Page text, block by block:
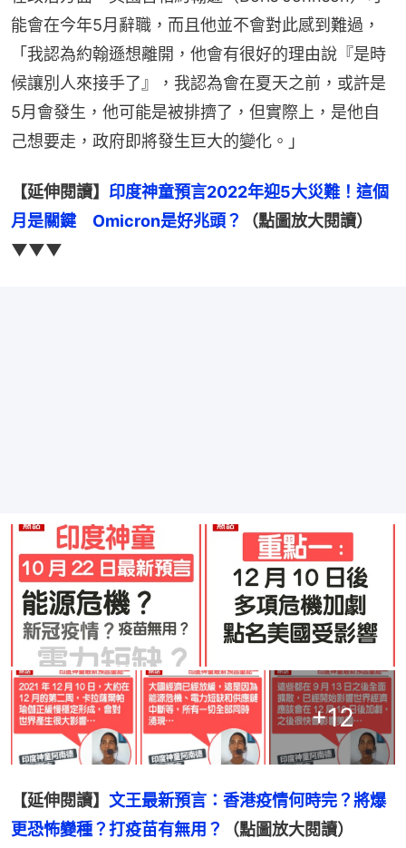
能會在今年5月辭職，而且他並不會對此感到難過，
「我認為約翰遜想離開，他會有很好的理由說『是時
候讓別人來接手了』，我認為會在夏天之前，或許是
5月會發生，他可能是被排擠了，但實際上，是他自
己想要走，政府即將發生巨大的變化。」
【延伸閱讀】 印度神童預言2022年迎5大災難！這個
月是關鍵　Omicron是好兆頭？
（點圖放大閱讀）
▼▼▼
+12
【延伸閱讀】 文王最新預言：香港疫情何時完？將爆
更恐怖變種？打疫苗有無用？
（點圖放大閱讀）